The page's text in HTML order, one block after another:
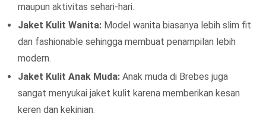
maupun aktivitas sehari-hari.
Jaket Kulit Wanita: Model wanita biasanya lebih slim fit
dan fashionable sehingga membuat penampilan lebih
modern.
Jaket Kulit Anak Muda: Anak muda di Brebes juga
sangat menyukai jaket kulit karena memberikan kesan
keren dan kekinian.